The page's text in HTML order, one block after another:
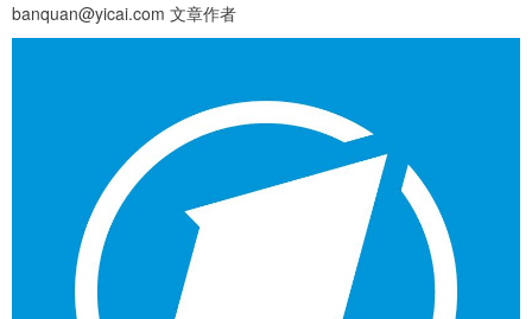
banquan@yicai.com 文章作者